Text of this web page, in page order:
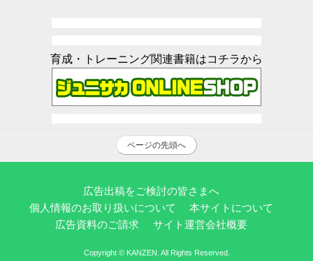
育成・トレーニング関連書籍はコチラから
ページの先頭へ
広告出稿をご検討の皆さまへ
個人情報のお取り扱いについて
本サイトについて
広告資料のご請求
サイト運営会社概要
Copyright © KANZEN. All Rights Reserved.